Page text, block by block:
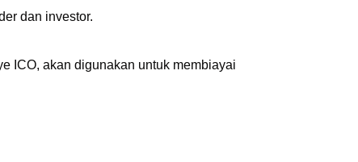
dan investor.
ICO, akan digunakan untuk membiayai